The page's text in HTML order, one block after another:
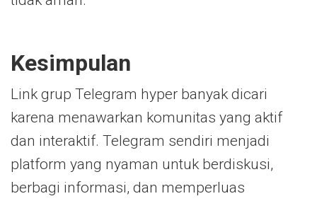
Kesimpulan
Link grup Telegram hyper banyak dicari
karena menawarkan komunitas yang aktif
dan interaktif. Telegram sendiri menjadi
platform yang nyaman untuk berdiskusi,
berbagi informasi, dan memperluas